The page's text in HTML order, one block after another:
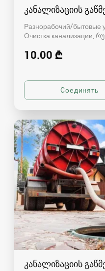
კანალიზაციის
Разнорабочий/бытовые
Очистка канализации
10.00 ₾
კანალიზაციის